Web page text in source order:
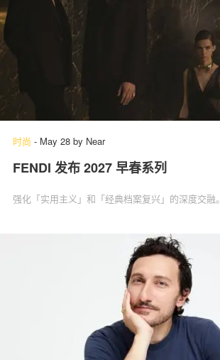
时尚 - May 28 by Near
FENDI 发布 2027 早春系列
强化「实用主义」和「经典档案复兴」的深度交融。